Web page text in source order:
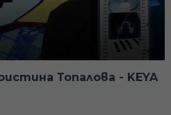
Топалова - KEYA